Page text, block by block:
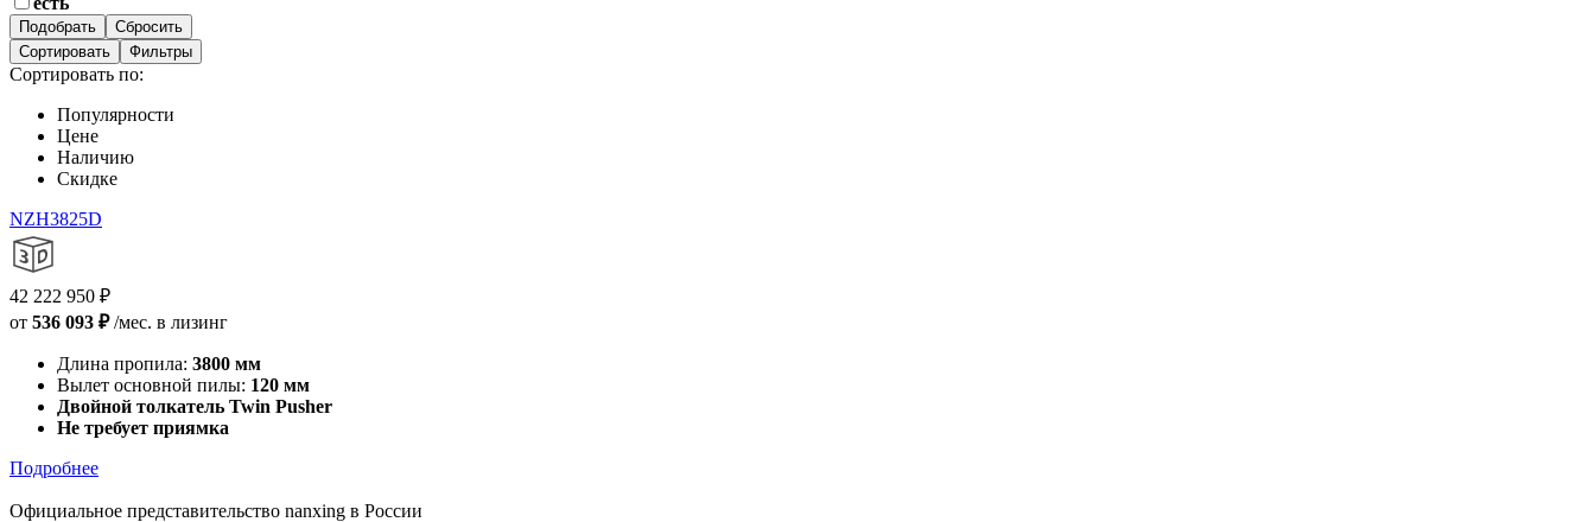
Сортировать Фильтры
Сортировать по:
Популярности
Цене
Наличию
Скидке
NZH3825D
42 222 950 ₽
от 536 093 ₽/мес. в лизинг
Длина пропила: 3800 мм
Вылет основной пилы: 120 мм
Двойной толкатель Twin Pusher
Не требует приямка
Подробнее
Официальное представительство nanxing в России